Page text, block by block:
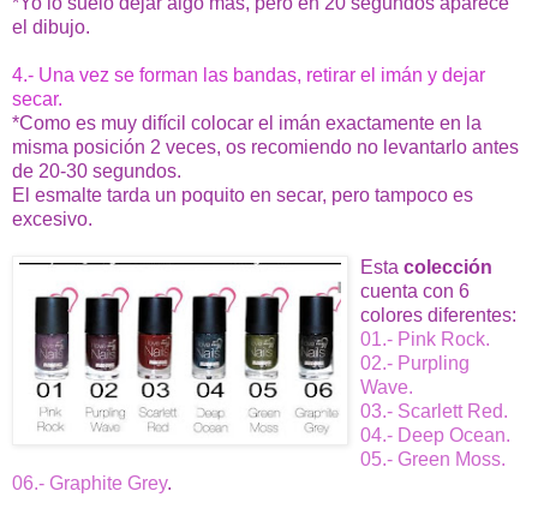
el dibujo.
4.- Una vez se forman las bandas, retirar el imán y dejar
secar.
*Como es muy difícil colocar el imán exactamente en la
misma posición 2 veces, os recomiendo no levantarlo antes
de 20-30 segundos.
El esmalte tarda un poquito en secar, pero tampoco es
excesivo.
Esta colección
cuenta con 6
colores diferentes:
01.- Pink Rock.
02.- Purpling
Wave.
03.- Scarlett Red.
04.- Deep Ocean.
05.- Green Moss.
06.- Graphite Grey.